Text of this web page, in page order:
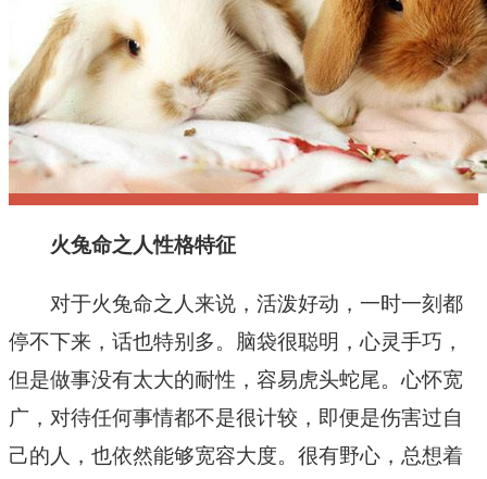
火兔命之人性格特征
对于火兔命之人来说，活泼好动，一时一刻都
停不下来，话也特别多。脑袋很聪明，心灵手巧，
但是做事没有太大的耐性，容易虎头蛇尾。心怀宽
广，对待任何事情都不是很计较，即便是伤害过自
己的人，也依然能够宽容大度。很有野心，总想着